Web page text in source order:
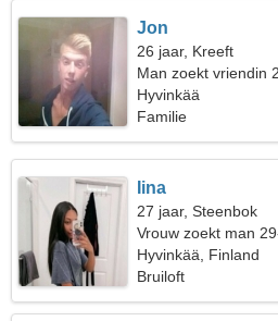
Jon
26 jaar, Kreeft
Man zoekt vriendin
Hyvinkää
Familie
Iina
27 jaar, Steenbok
Vrouw zoekt man
Hyvinkää, Finland
Bruiloft